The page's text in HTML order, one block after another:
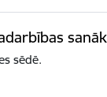
sēdē.